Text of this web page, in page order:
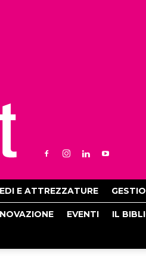
E ATTREZZATURE
EVENTI IL